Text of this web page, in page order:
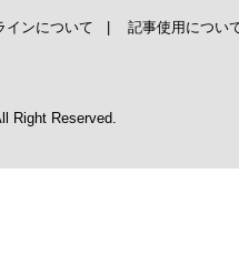
インについて | 記事使用につい
Right Reserved.